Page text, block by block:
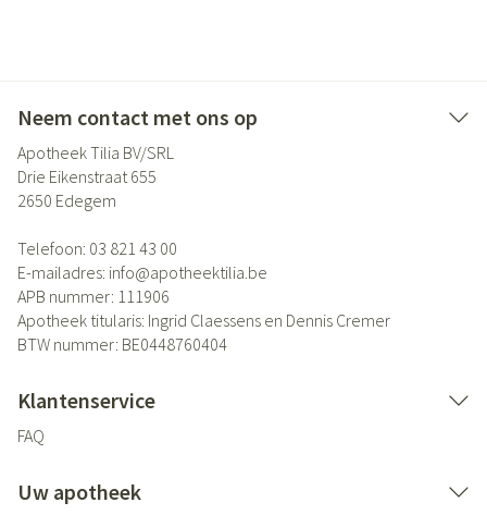
Neem contact met ons op
Apotheek Tilia BV/SRL
Drie Eikenstraat 655
2650 Edegem
Telefoon: 03 821 43 00
E-mailadres: info@apotheektilia.be
APB nummer: 111906
Apotheek titularis: Ingrid Claessens en Dennis Cremer
BTW nummer: BE0448760404
Klantenservice
FAQ
Uw apotheek